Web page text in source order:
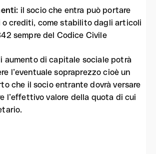
: il socio che entra può portare
o crediti, come stabilito dagli articoli
sempre del Codice Civile
aumento di capitale sociale potrà
l’eventuale sopraprezzo cioè un
che il socio entrante dovrà versare
l’effettivo valore della quota di cui